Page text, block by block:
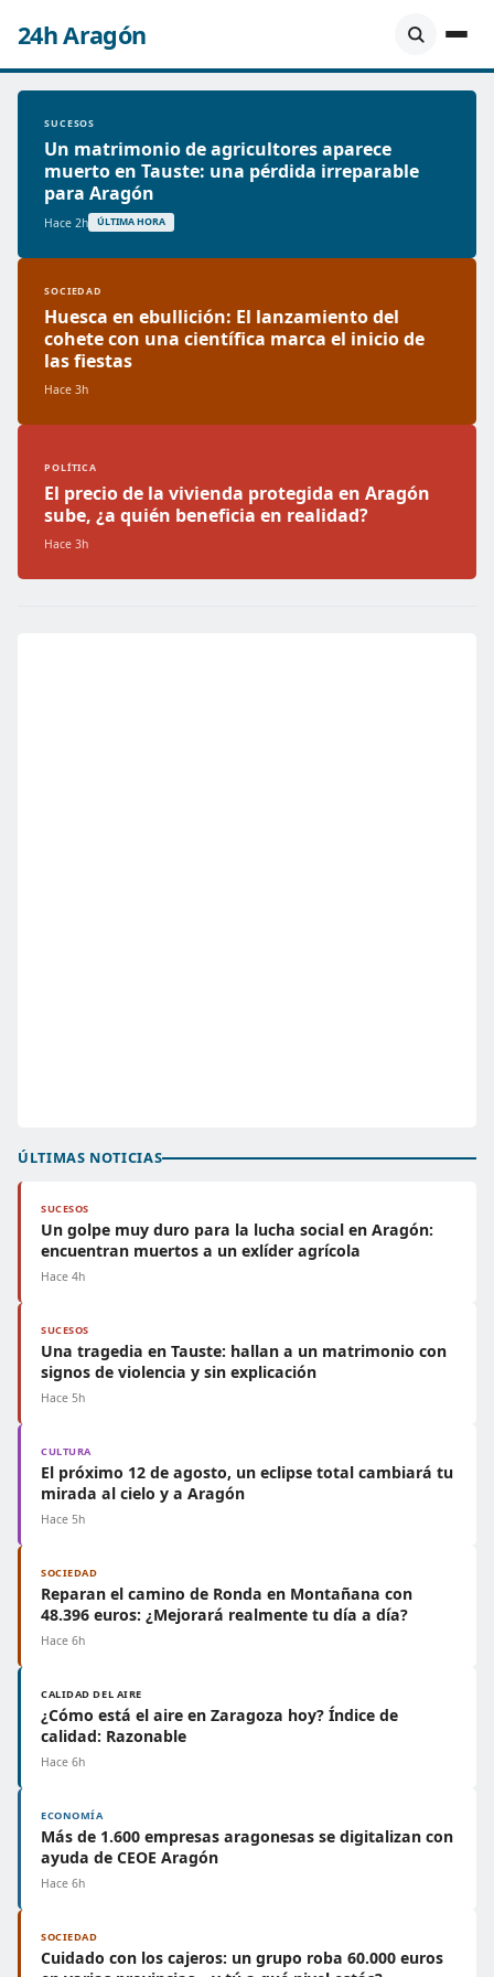
24h Aragón
SUCESOS
Un matrimonio de agricultores aparece
muerto en Tauste: una pérdida irreparable
para Aragón
Hace 2h ÚLTIMA HORA
SOCIEDAD
Huesca en ebullición: El lanzamiento del
cohete con una científica marca el inicio de
las fiestas
Hace 3h
POLÍTICA
El precio de la vivienda protegida en Aragón
sube, ¿a quién beneficia en realidad?
Hace 3h
ÚLTIMAS NOTICIAS
SUCESOS
Un golpe muy duro para la lucha social en Aragón:
encuentran muertos a un exlíder agrícola
Hace 4h
SUCESOS
Una tragedia en Tauste: hallan a un matrimonio con
signos de violencia y sin explicación
Hace 5h
CULTURA
El próximo 12 de agosto, un eclipse total cambiará tu
mirada al cielo y a Aragón
Hace 5h
SOCIEDAD
Reparan el camino de Ronda en Montañana con
48.396 euros: ¿Mejorará realmente tu día a día?
Hace 6h
CALIDAD DEL AIRE
¿Cómo está el aire en Zaragoza hoy? Índice de
calidad: Razonable
Hace 6h
ECONOMÍA
Más de 1.600 empresas aragonesas se digitalizan con
ayuda de CEOE Aragón
Hace 6h
SOCIEDAD
Cuidado con los cajeros: un grupo roba 60.000 euros